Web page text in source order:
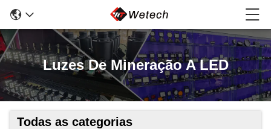
Luzes De Mineração A LED
Todas as categorias